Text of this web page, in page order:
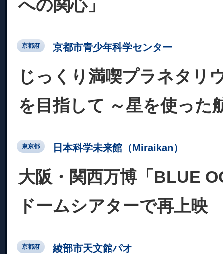
への関心」
京都府 京都市青少年科学センター
じっくり満喫プラネタリ
を目指して ～星を使った
東京都 日本科学未来館（Miraikan）
大阪・関西万博「BLUE
ドームシアターで再上映
京都府 綾部市天文館パオ